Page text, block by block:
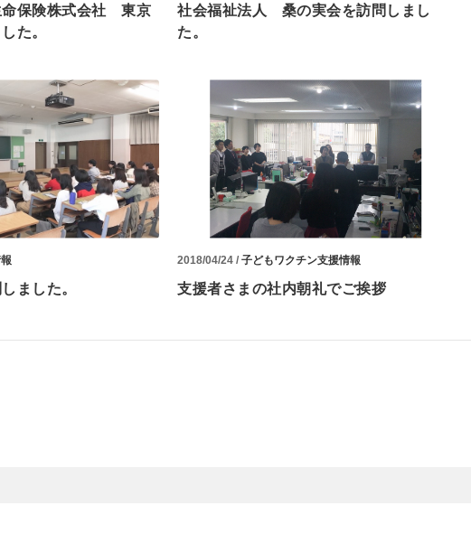
命保険株式会社 東京
た。
社会福祉法人 桑の実会を訪問しまし
た。
ました。
2018/04/24 / 子どもワクチン支援情報
支援者さまの社内朝礼でご挨拶